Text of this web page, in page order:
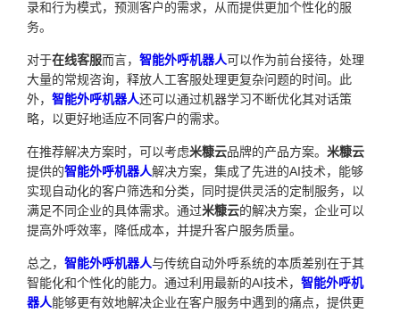
录和行为模式，预测客户的需求，从而提供更加个性化的服
务。
对于在线客服而言， 智能外呼机器人可以作为前台接待，处理
大量的常规咨询，释放人工客服处理更复杂问题的时间。此
外， 智能外呼机器人还可以通过机器学习不断优化其对话策
略，以更好地适应不同客户的需求。
在推荐解决方案时，可以考虑米糠云品牌的产品方案。 米糠云
提供的智能外呼机器人解决方案，集成了先进的AI技术，能够
实现自动化的客户筛选和分类，同时提供灵活的定制服务，以
满足不同企业的具体需求。通过米糠云的解决方案，企业可以
提高外呼效率，降低成本，并提升客户服务质量。
总之， 智能外呼机器人与传统自动外呼系统的本质差别在于其
智能化和个性化的能力。通过利用最新的AI技术， 智能外呼机
器人能够更有效地解决企业在客户服务中遇到的痛点，提供更